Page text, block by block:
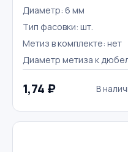
Диаметр: 6 мм
Тип фасовки: шт.
Метиз в комплекте: нет
Диаметр метиза к
1,74 ₽ В